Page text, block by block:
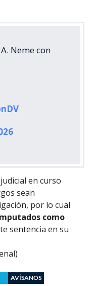
Neme con
en curso
sean
por lo cual
como
sentencia en su
AVÍSANOS